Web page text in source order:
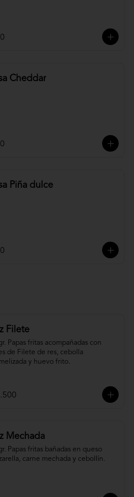
Cheddar
Piña dulce
Filete
Papas fritas acompañadas con
de Filete de res, cebolla
y huevo frito.
Mechada
Papas fritas bañadas en queso
carne mechada y cebollín.